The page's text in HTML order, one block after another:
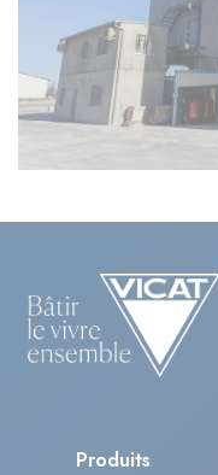
Produits